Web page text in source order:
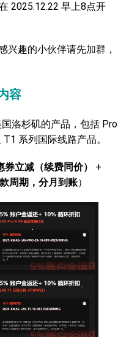
2025.12.22 早上8点开
兴趣的小伙伴请先加群，
容
洛杉矶的产品，包括 Pro
系列国际线路产品。
券立减（续费同价）
+
周期，分月到账）